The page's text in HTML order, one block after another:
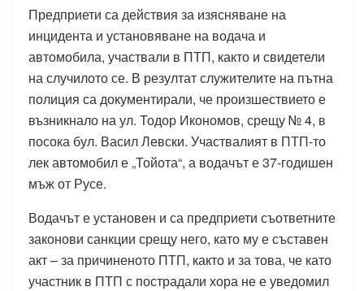
Предприети са действия за изясняване на
инцидента и установяване на водача и
автомобила, участвали в ПТП, както и свидетели
на случилото се. В резултат служителите на пътна
полиция са документирали, че произшествието е
възникнало на ул. Тодор Икономов, срещу № 4, в
посока бул. Васил Левски. Участвалият в ПТП-то
лек автомобил е „Тойота“, а водачът е 37-годишен
мъж от Русе.
Водачът е установен и са предприети съответните
законови санкции срещу него, като му е съставен
акт – за причиненото ПТП, както и за това, че като
участник в ПТП с пострадали хора не е уведомил